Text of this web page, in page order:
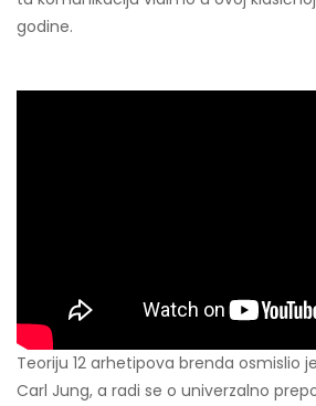
godine.
Teoriju 12 arhetipova brenda osmislio
Carl Jung, a radi se o univerzalno